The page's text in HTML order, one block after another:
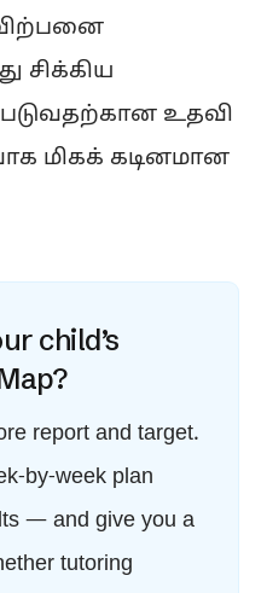
சிக்கிய
உதவி
மிகக் கடினமான
child’s
report and target.
by-week plan
— and give you a
tutoring